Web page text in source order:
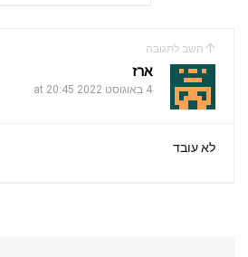
השב לתגובה
ארז
4 באוגוסט 2022 at 20:45
לא עובד